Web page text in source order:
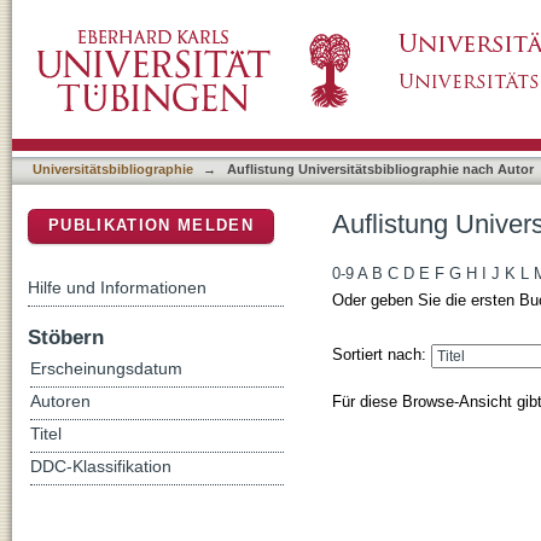
Universitätsbibliographie → Auflistung Universitätsbibliographie nach Autor
Auflistung
0-9 A B C D E F G H J K L
Oder geben Sie die ersten
Sortiert nach:
Für diese Browse-Ansicht
PUBLIKATION MELDEN
Hilfe und Informationen
Stöbern
Erscheinungsdatum
Autoren
Titel
DDC-Klassifikation